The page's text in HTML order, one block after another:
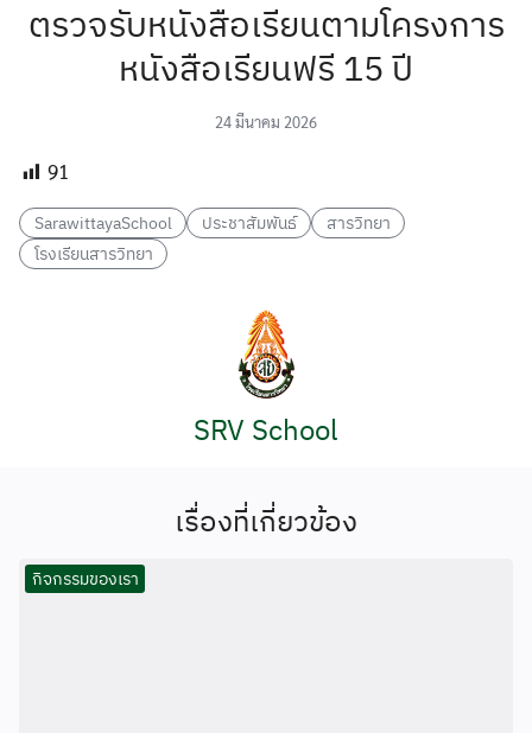
ตรวจรับหนังสือเรียนตามโครงการ
หนังสือเรียนฟรี 15 ปี
24 มีนาคม 2026
91
SarawittayaSchool ประชาสัมพันธ์
สารวิทยา
โรงเรียนสารวิทยา
SRV School
เรื่องที่เกี่ยวข้อง
กิจกรรมของเรา